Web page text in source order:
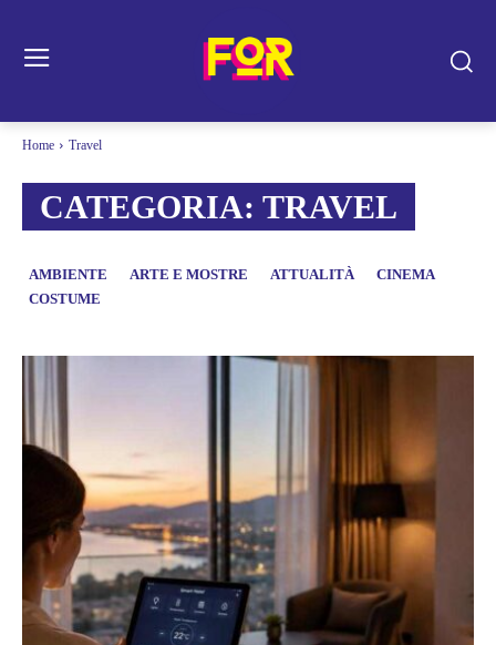
Home Travel
CATEGORIA: TRAVEL
AMBIENTE ARTE E MOSTRE ATTUALITÀ
CINEMA
COSTUME